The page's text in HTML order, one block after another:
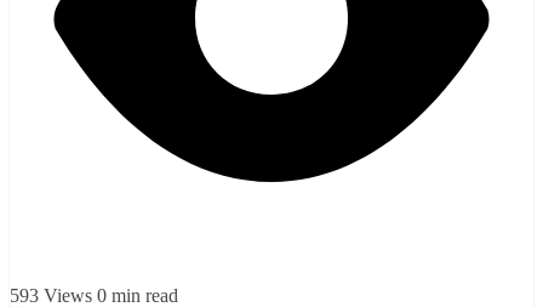
593 Views 0 min read